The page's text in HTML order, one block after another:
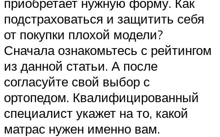
подстраховаться и защитить себя
от покупки плохой модели?
Сначала ознакомьтесь с рейтингом
из данной статьи. А после
согласуйте свой выбор с
ортопедом. Квалифицированный
специалист укажет на то, какой
матрас нужен именно вам.